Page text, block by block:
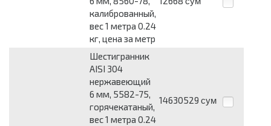
калиброванный,
вес 1 метра 0.24
кг, цена за метр
Шестигранник
AISI 304
нержавеющий
6 мм, 5582-75,
горячекатаный,
вес 1 метра 0.24
14630529 сум